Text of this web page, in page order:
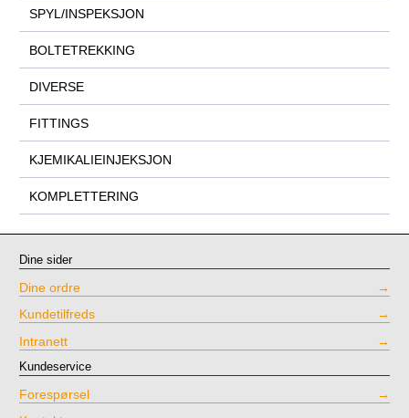
SPYL/INSPEKSJON
BOLTETREKKING
DIVERSE
FITTINGS
KJEMIKALIEINJEKSJON
KOMPLETTERING
Dine sider
Dine ordre
Kundetilfreds
Intranett
Kundeservice
Forespørsel